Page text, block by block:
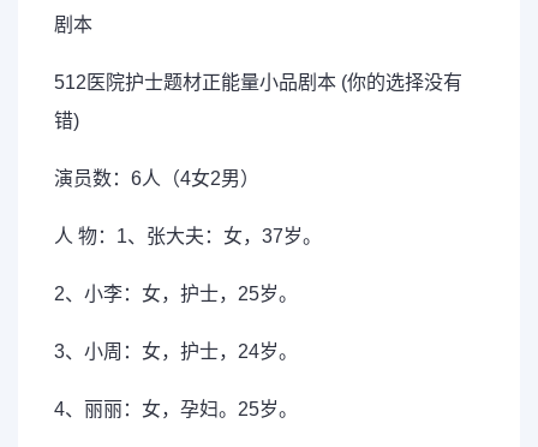
剧本
512医院护士题材正能量小品剧本 (你的选择没有
错)
演员数：6人（4女2男）
人 物：1、张大夫：女，37岁。
2、小李：女，护士，25岁。
3、小周：女，护士，24岁。
4、丽丽：女，孕妇。25岁。